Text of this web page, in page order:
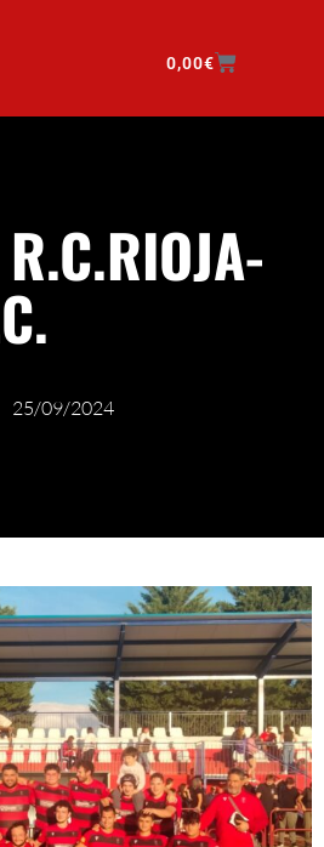
0,00€
R.C.RIOJA-
25/09/2024